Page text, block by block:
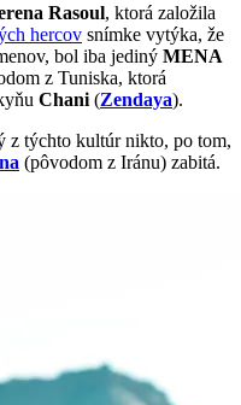
Rasoul, ktorá založila
hercov snímke vytýka, že
bol iba jediný MENA
z Tuniska, ktorá
Chani (Zendaya).
z týchto kultúr nikto, po tom,
(pôvodom z Iránu) zabitá.